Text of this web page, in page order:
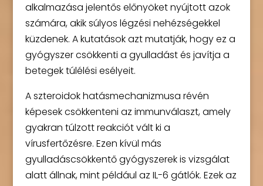
alkalmazása jelentős előnyöket nyújtott azok
számára, akik súlyos légzési nehézségekkel
küzdenek. A kutatások azt mutatják, hogy ez a
gyógyszer csökkenti a gyulladást és javítja a
betegek túlélési esélyeit.
A szteroidok hatásmechanizmusa révén
képesek csökkenteni az immunválaszt, amely
gyakran túlzott reakciót vált ki a
vírusfertőzésre. Ezen kívül más
gyulladáscsökkentő gyógyszerek is vizsgálat
alatt állnak, mint például az IL-6 gátlók. Ezek az